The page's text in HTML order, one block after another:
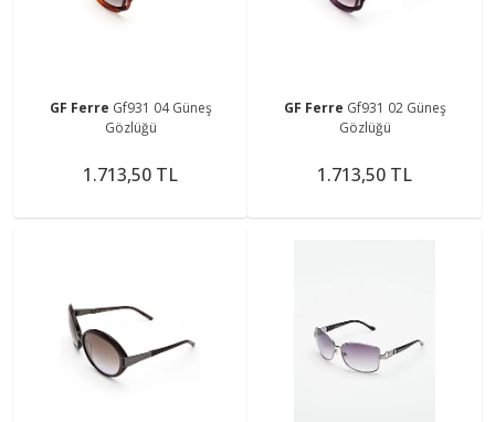
GF Ferre Gf931 04 Güneş
Gözlüğü
1.713,50 TL
GF Ferre Gf931 02 Güneş
Gözlüğü
1.713,50 TL